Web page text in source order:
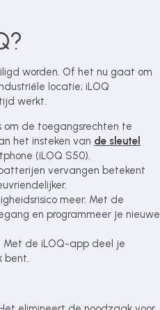
worden. Of het nu gaat om
locatie; iLOQ
werkt.
om de toegangsrechten te
het insteken van de sleutel
(iLOQ S50).
vervangen betekent
meer. Met de
en programmeer je nieuwe
Met de iLOQ-app deel je
bent.